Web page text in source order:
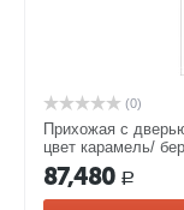
(0)
Прихожая с
цвет карамель/
87,480 Р